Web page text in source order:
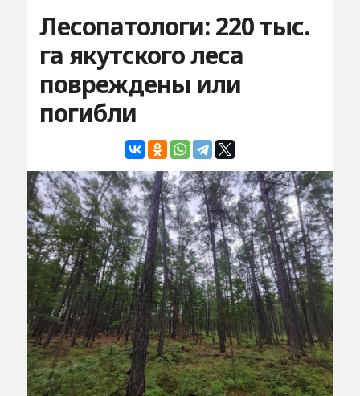
Лесопатологи: 220 тыс.
га якутского леса
повреждены или
погибли